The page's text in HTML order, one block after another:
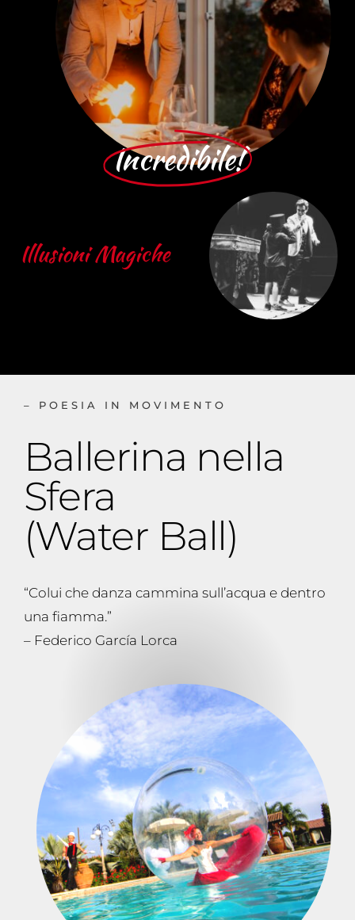
Incredibile!
Illusioni Magiche
– POESIA IN MOVIMENTO
Ballerina nella
Sfera
(Water Ball)
“Colui che danza cammina sull’acqua e dentro
una fiamma.”
– Federico García Lorca